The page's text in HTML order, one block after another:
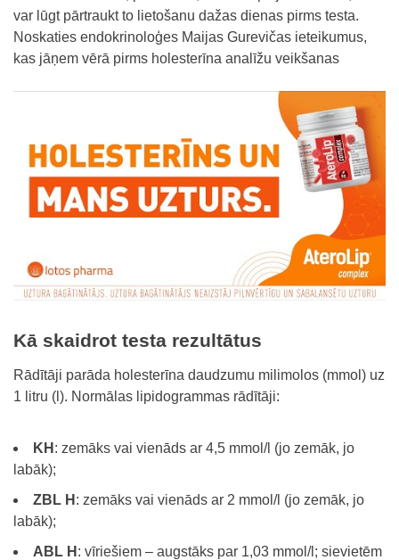
var lūgt pārtraukt to lietošanu dažas dienas pirms testa.
Noskaties endokrinoloģes Maijas Gurevičas ieteikumus,
kas jāņem vērā pirms holesterīna analīžu veikšanas
Kā skaidrot testa rezultātus
Rādītāji parāda holesterīna daudzumu milimolos (mmol) uz
1 litru (l). Normālas lipidogrammas rādītāji:
KH : zemāks vai vienāds ar 4,5 mmol/l (jo zemāk, jo
labāk);
ZBL H : zemāks vai vienāds ar 2 mmol/l (jo zemāk, jo
labāk);
ABL H : vīriešiem – augstāks par 1,03 mmol/l; sievietēm